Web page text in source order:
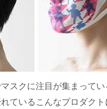
スクに注目が集まって
ているこんなプロダク